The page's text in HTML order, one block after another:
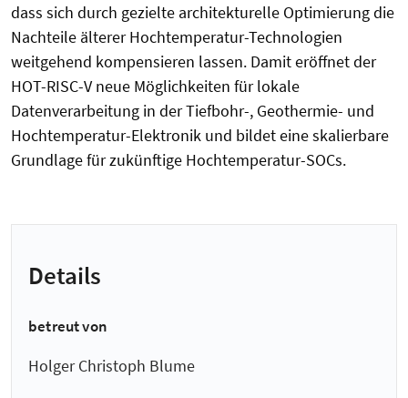
dass sich durch gezielte architekturelle Optimierung die
Nachteile älterer Hochtemperatur-Technologien
weitgehend kompensieren lassen. Damit eröffnet der
HOT-RISC-V neue Möglichkeiten für lokale
Datenverarbeitung in der Tiefbohr-, Geothermie- und
Hochtemperatur-Elektronik und bildet eine skalierbare
Grundlage für zukünftige Hochtemperatur-SOCs.
Details
betreut von
Holger Christoph Blume